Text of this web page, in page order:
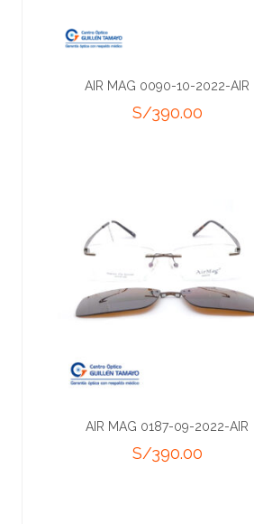
AIR MAG 0090-10-2022-AIR
S/390.00
AIR MAG 0187-09-2022-AIR
S/390.00